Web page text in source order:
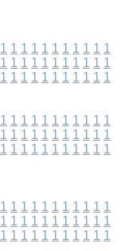
1 1 1 1 1 1 1 1 1 1 1
1 1 1 1 1 1 1 1 1 1 1
1 1 1 1 1 1 1 1 1 1 1
1 1 1 1 1 1 1 1 1 1 1
1 1 1 1 1 1 1 1 1 1 1
1 1 1 1 1 1 1 1 1 1 1
1 1 1 1 1 1 1 1 1 1 1
1 1 1 1 1 1 1 1 1 1 1
1 1 1 1 1 1 1 1 1 1 1